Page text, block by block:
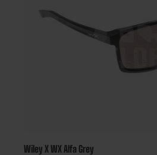
Wiley X WX Alfa Grey